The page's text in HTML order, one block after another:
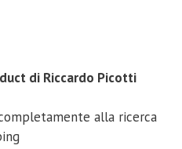
di Riccardo Picotti
alla ricerca